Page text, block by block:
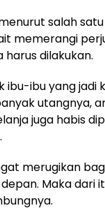
salah
memerangi
harus dilakukan.
ibu-ibu yang jadi
utangnya,
juga habis
merugikan
Maka dari